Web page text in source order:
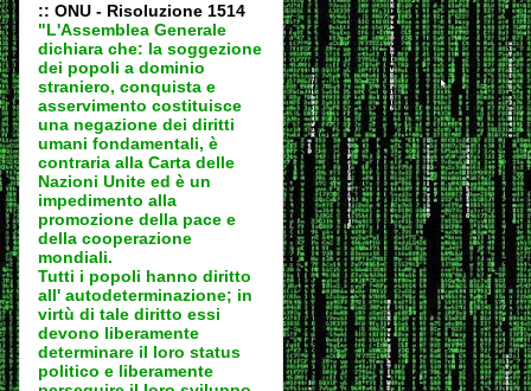
:: ONU - Risoluzione 1514
"L'Assemblea Generale
dichiara che: la soggezione
dei popoli a dominio
straniero, conquista e
asservimento costituisce
una negazione dei diritti
umani fondamentali, è
contraria alla Carta delle
Nazioni Unite ed è un
impedimento alla
promozione della pace e
della cooperazione
mondiali.
Tutti i popoli hanno diritto
all' autodeterminazione; in
virtù di tale diritto essi
devono liberamente
determinare il loro status
politico e liberamente